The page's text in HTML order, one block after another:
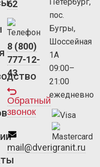
62
8 (800)
777-12-
43
Обратный
звонок
mail@dverigranit.ru
пос.
Бугры,
Шоссейная
1А
09:00–
21:00
ежедневно